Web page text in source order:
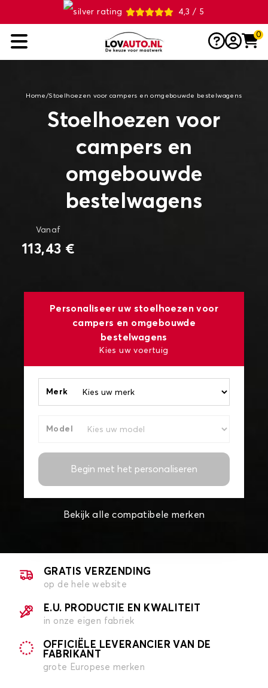
4,3 / 5
0
Home /Stoelhoezen voor campers en omgebouwde bestelwagens
Stoelhoezen voor
campers en
omgebouwde
bestelwagens
Vanaf
113,43 €
Personaliseer uw stoelhoezen voor
campers en omgebouwde
bestelwagens
Kies uw voertuig
Merk
Model
Begin met het personaliseren
Bekijk alle compatibele merken
GRATIS VERZENDING
op de hele website
E.U. PRODUCTIE EN KWALITEIT
in onze eigen fabriek
OFFICIËLE LEVERANCIER VAN DE
FABRIKANT
grote Europese merken